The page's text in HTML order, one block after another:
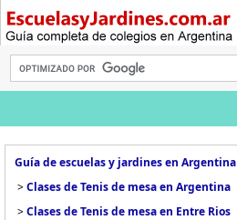
Guía de escuelas y jardines en Argentina
>Clases de Tenis de mesa en Argentina
>Clases de Tenis de mesa en Entre Rios